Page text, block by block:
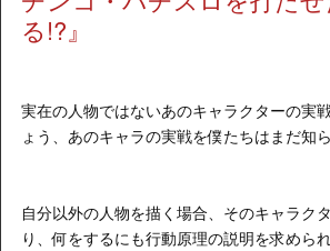
る!?』
実在の人物ではないあのキャラクターの実
ょう、あのキャラの実戦を僕たちはまだ知
自分以外の人物を描く場合、そのキャラク
り、何をするにも行動原理の説明を求めら